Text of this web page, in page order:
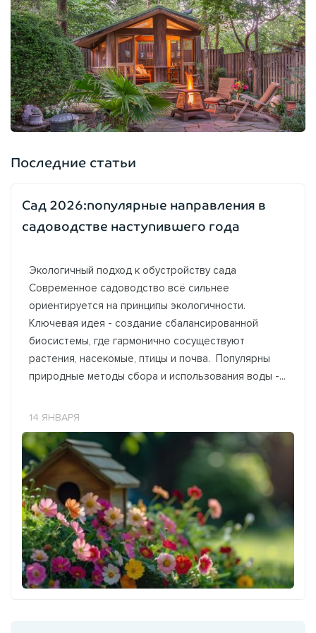
Последние статьи
Сад 2026:популярные направления в
садоводстве наступившего года
Экологичный подход к обустройству сада
Современное садоводство всё сильнее
ориентируется на принципы экологичности.
Ключевая идея - создание сбалансированной
биосистемы, где гармонично сосуществуют
растения, насекомые, птицы и почва. Популярны
природные методы сбора и использования воды -...
14 ЯНВАРЯ